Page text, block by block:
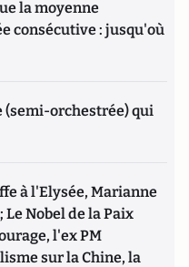
la moyenne
consécutive : jusqu'où
orchestrée) qui
à l'Elysée, Marianne
Nobel de la Paix
l'ex PM
sur la Chine, la